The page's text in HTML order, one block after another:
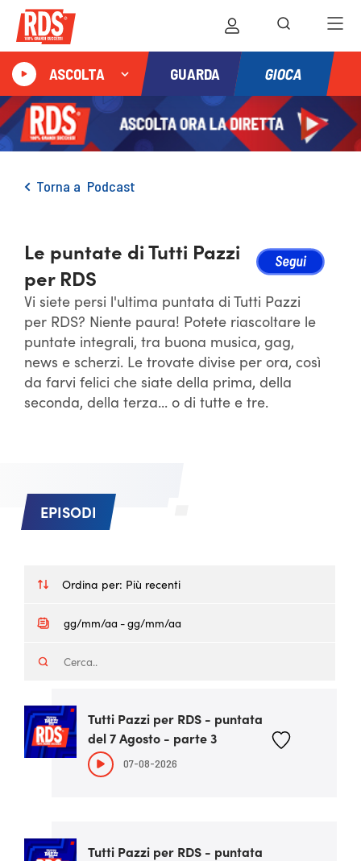
ASCOLTA GUARDA GIOCA
Torna a Podcast
Le puntate di Tutti Pazzi
per RDS
Vi siete persi l'ultima puntata di Tutti Pazzi
per RDS? Niente paura! Potete riascoltare le
puntate integrali, tra buona musica, gag,
news e scherzi. Le trovate divise per ora, così
da farvi felici che siate della prima, della
seconda, della terza... o di tutte e tre.
EPISODI
Ordina per: Più recenti
Tutti Pazzi per RDS - puntata
del 7 Agosto - parte 3
07-08-2026
Tutti Pazzi per RDS - puntata